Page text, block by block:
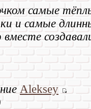
самые
и самые
Aleksey